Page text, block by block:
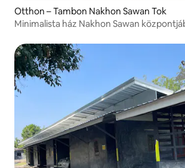
Otthon – Tambon Nakhon Sawan Tok
Minimalista ház Nakhon Sawan